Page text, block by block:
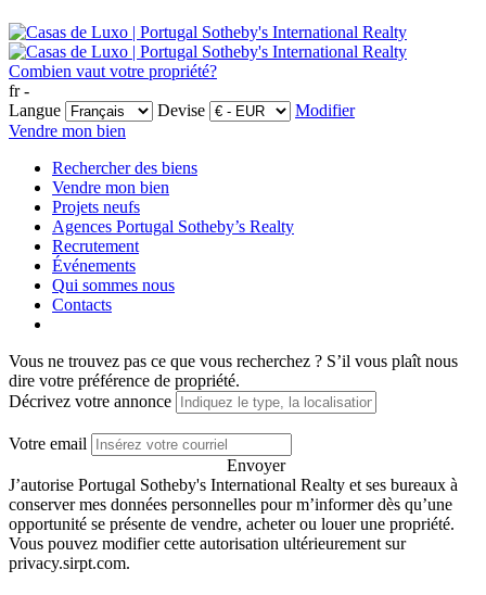
Combien vaut votre propriété?
fr -
Langue
Devise
Modifier
Vendre mon bien
Rechercher des biens
Vendre mon bien
Projets neufs
Agences Portugal Sotheby’s Realty
Recrutement
Événements
Qui sommes nous
Contacts
Vous ne trouvez pas ce que vous recherchez ? S’il vous plaît nous
dire votre préférence de propriété.
Décrivez votre annonce
Votre email
Envoyer
J’autorise Portugal Sotheby's International Realty et ses bureaux à
conserver mes données personnelles pour m’informer dès qu’une
opportunité se présente de vendre, acheter ou louer une propriété.
Vous pouvez modifier cette autorisation ultérieurement sur
privacy.sirpt.com.